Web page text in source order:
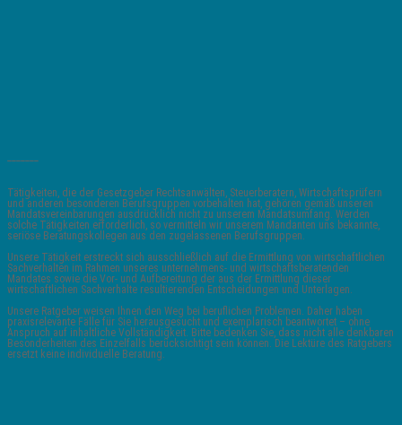
Tätigkeiten, die der Gesetzgeber Rechtsanwälten, Steuerberatern, Wirtschaftsprüfern
und anderen besonderen Berufsgruppen vorbehalten hat, gehören gemäß unseren
Mandatsvereinbarungen ausdrücklich nicht zu unserem Mandatsumfang. Werden
solche Tätigkeiten erforderlich, so vermitteln wir unserem Mandanten uns bekannte,
seriöse Beratungskollegen aus den zugelassenen Berufsgruppen.
Unsere Tätigkeit erstreckt sich ausschließlich auf die Ermittlung von wirtschaftlichen
Sachverhalten im Rahmen unseres unternehmens- und wirtschaftsberatenden
Mandates sowie die Vor- und Aufbereitung der aus der Ermittlung dieser
wirtschaftlichen Sachverhalte resultierenden Entscheidungen und Unterlagen.
Unsere Ratgeber weisen Ihnen den Weg bei beruflichen Problemen. Daher haben
praxisrelevante Fälle für Sie herausgesucht und exemplarisch beantwortet – ohne
Anspruch auf inhaltliche Vollständigkeit. Bitte bedenken Sie, dass nicht alle denkbaren
Besonderheiten des Einzelfalls berücksichtigt sein können. Die Lektüre des Ratgebers
ersetzt keine individuelle Beratung.